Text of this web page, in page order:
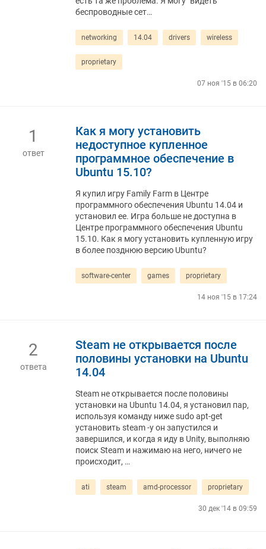
беспроводные сет…
networking 14.04 drivers wireless
proprietary
07 ноя '15 в 06:20
1
ответ
Как я могу установить
недоступное купленное
программное обеспечение в
Ubuntu 15.10?
Я купил игру Family Farm в Центре
программного обеспечения Ubuntu 14.04 и
установил ее. Игра больше не доступна в
Центре программного обеспечения Ubuntu
15.10. Как я могу установить купленную игру
в более позднюю версию Ubuntu?
software-center games proprietary
14 ноя '15 в 17:24
2
ответа
Steam не открывается после
половины установки на Ubuntu
14.04
Steam не открывается после половины
установки на Ubuntu 14.04, я установил пар,
используя команду ниже sudo apt-get
установить steam -y он запустился и
завершился, и когда я иду в Unity, выполняю
поиск Steam и нажимаю на него, ничего не
происходит, …
ati steam amd-processor proprietary
30 дек '14 в 09:59